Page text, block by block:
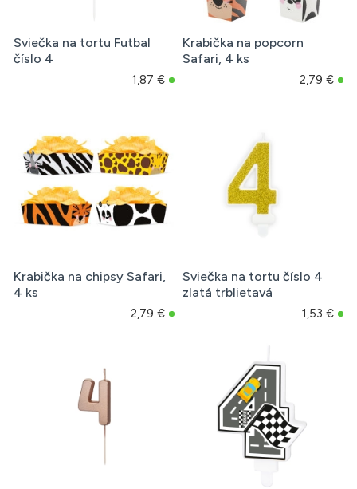
Sviečka na tortu Futbal
číslo 4
1,87 €
Krabička na popcorn
Safari, 4 ks
2,79 €
Krabička na chipsy Safari,
4 ks
2,79 €
Sviečka na tortu číslo 4
zlatá trblietavá
1,53 €